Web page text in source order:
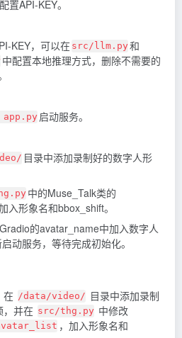
置API-KEY。
KEY，可以在src/llm.py 和
中配置本地推理方式，删除不需要的
app.py 启动服务。
目录中添加录制好的数字人形
中的Muse_Talk类的
入形象名和bbox_shift。
的avatar_name中加入数字人
动服务，等待完成初始化。
在 /data/video/ 目录中添加录制
，并在 src/thg.py 中修改
，加入形象名和